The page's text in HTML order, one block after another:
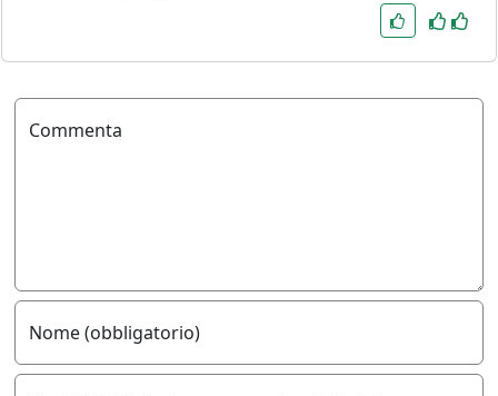
Commenta
Nome (obbligatorio)